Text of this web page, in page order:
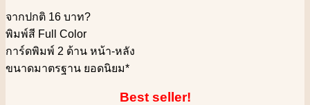
จากปกติ 16 บาท?
พิมพ์สี Full Color
การ์ดพิมพ์ 2 ด้าน หน้า-หลัง
ขนาดมาตรฐาน ยอดนิยม*
Best seller!